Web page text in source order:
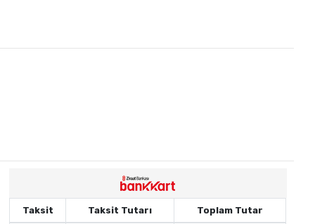
Taksit Taksit Tutarı Toplam Tutar